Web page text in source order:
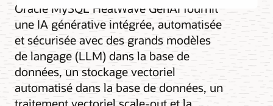
Oracle MySQL HeatWave GenAI fournit
une IA générative intégrée, automatisée
et sécurisée avec des grands modèles
de langage (LLM) dans la base de
données, un stockage vectoriel
automatisé dans la base de données, un